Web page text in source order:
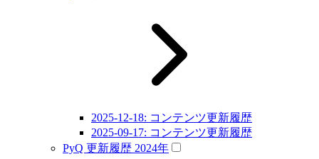
2025-12-18: コンテンツ更新履歴
2025-09-17: コンテンツ更新履歴
PyQ 更新履歴 2024年